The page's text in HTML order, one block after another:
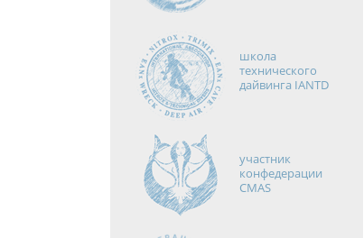
школа
технического
дайвинга IANTD
участник
конфедерации
CMAS